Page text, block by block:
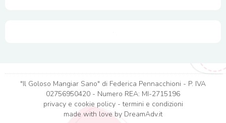
"Il Goloso Mangiar Sano" di Federica Pennacchioni - P. IVA
02756950420 - Numero REA: MI-2715196
privacy e cookie policy-termini e condizioni
made with love by DreamAdv.it